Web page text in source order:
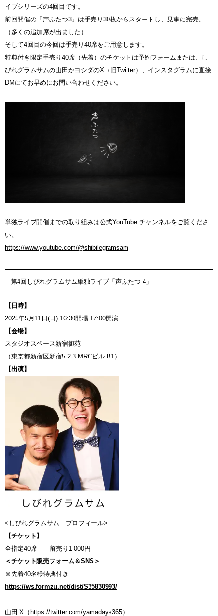
イブシリーズの4回目です。
前回開催の「声ふたつ3」は手売り30枚からスタートし、見事に完売。
（多くの追加席が出ました）
そして4回目の今回は手売り40席をご用意します。
特典付き限定手売り40席（先着）のチケットは予約フォームまたは、し
びれグラムサムの山田かヨシダのX（旧Twitter）、インスタグラムに直接
DMにてお早めにお問い合わせください。
単独ライブ開催までの取り組みは公式YouTube チャンネルをご覧くださ
い。
https://www.youtube.com/@shibilegramsam
第4回しびれグラムサム単独ライブ「声ふたつ 4」
【日時】
2025年5月11日(日) 16:30開場 17:00開演
【会場】
スタジオスペース新宿御苑
（東京都新宿区新宿5-2-3 MRCビル B1）
【出演】
<しびれグラムサム プロフィール>
【チケット】
全指定40席 前売り1,000円
＜チケット販売フォーム＆SNS＞
※先着40名様特典付き
https://ws.formzu.net/dist/S35830993/
山田 X（https://twitter.com/yamadays365）